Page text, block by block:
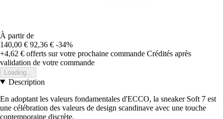
À partir de
140,00 € 92,36 € -34%
+4,62 € offerts sur votre prochaine commande Crédités après
validation de votre commande
Loading...
Description
En adoptant les valeurs fondamentales d'ECCO, la sneaker Soft 7 est
une célébration des valeurs de design scandinave avec une touche
contemporaine discrète.